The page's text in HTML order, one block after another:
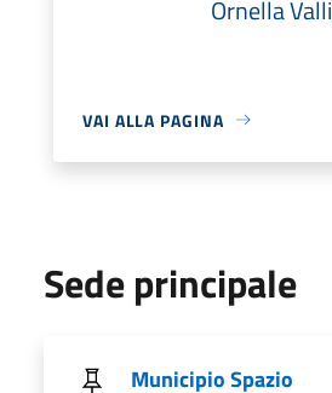
Ornella Valli
VAI ALLA PAGINA
Sede principale
Municipio Spazio